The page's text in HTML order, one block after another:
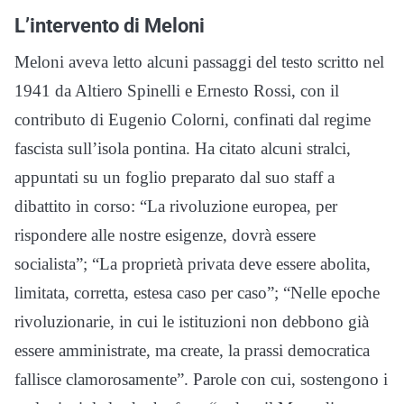
L’intervento di Meloni
Meloni aveva letto alcuni passaggi del testo scritto nel
1941 da Altiero Spinelli e Ernesto Rossi, con il
contributo di Eugenio Colorni, confinati dal regime
fascista sull’isola pontina. Ha citato alcuni stralci,
appuntati su un foglio preparato dal suo staff a
dibattito in corso: “La rivoluzione europea, per
rispondere alle nostre esigenze, dovrà essere
socialista”; “La proprietà privata deve essere abolita,
limitata, corretta, estesa caso per caso”; “Nelle epoche
rivoluzionarie, in cui le istituzioni non debbono già
essere amministrate, ma create, la prassi democratica
fallisce clamorosamente”. Parole con cui, sostengono i